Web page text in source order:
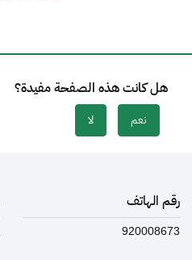
هل كانت هذه الصفحة مفيدة؟
نعم لا
رقم الهاتف
920008673